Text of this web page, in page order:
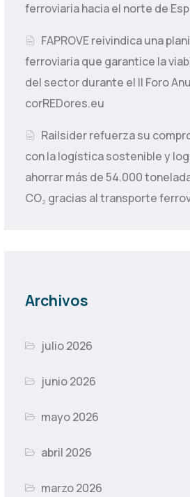
ferroviaria hacia el norte de
FAPROVE reivindica una
ferroviaria que garantice la
del sector durante el II Foro
corREDores.eu
Railsider refuerza su
con la logística sostenible y
ahorrar más de 54.000
CO₂ gracias al transporte
Archivos
julio 2026
junio 2026
mayo 2026
abril 2026
marzo 2026